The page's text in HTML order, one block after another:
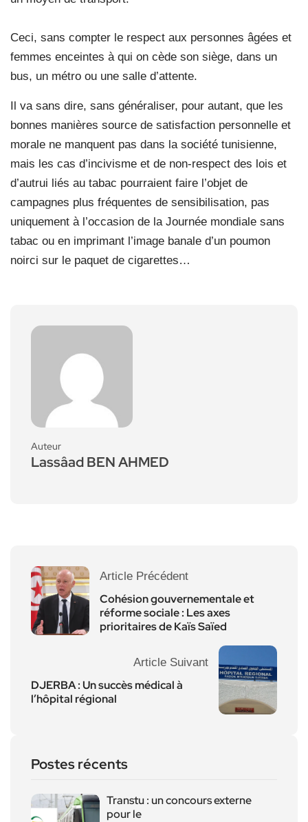
Ceci, sans compter le respect aux personnes âgées et
femmes enceintes à qui on cède son siège, dans un
bus, un métro ou une salle d’attente.
Il va sans dire, sans généraliser, pour autant, que les
bonnes manières source de satisfaction personnelle et
morale ne manquent pas dans la société tunisienne,
mais les cas d’incivisme et de non-respect des lois et
d’autrui liés au tabac pourraient faire l’objet de
campagnes plus fréquentes de sensibilisation, pas
uniquement à l’occasion de la Journée mondiale sans
tabac ou en imprimant l’image banale d’un poumon
noirci sur le paquet de cigarettes…
Auteur
Lassâad BEN AHMED
Article Précédent
Cohésion gouvernementale et
réforme sociale : Les axes
prioritaires de Kaïs Saïed
Article Suivant
DJERBA : Un succès médical à
l’hôpital régional
Postes récents
Transtu : un concours externe
pour le